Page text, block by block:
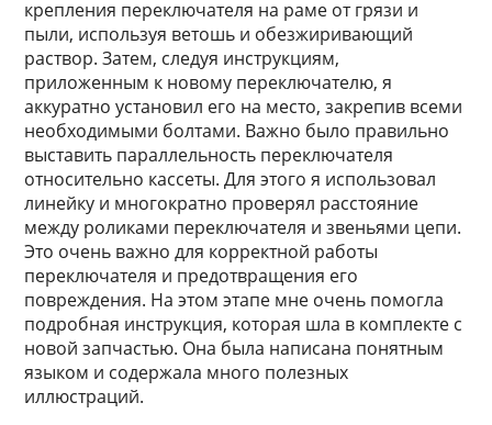
крепления переключателя на раме от грязи и
пыли, используя ветошь и обезжиривающий
раствор. Затем, следуя инструкциям,
приложенным к новому переключателю, я
аккуратно установил его на место, закрепив всеми
необходимыми болтами. Важно было правильно
выставить параллельность переключателя
относительно кассеты. Для этого я использовал
линейку и многократно проверял расстояние
между роликами переключателя и звеньями цепи.
Это очень важно для корректной работы
переключателя и предотвращения его
повреждения. На этом этапе мне очень помогла
подробная инструкция, которая шла в комплекте с
новой запчастью. Она была написана понятным
языком и содержала много полезных
иллюстраций.